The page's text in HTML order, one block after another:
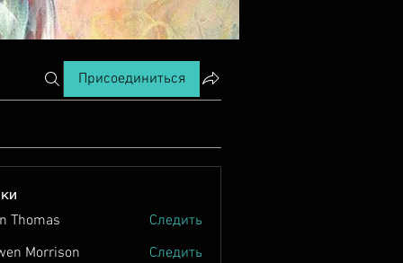
Присоединиться
Thomas
Следить
Morrison
Следить